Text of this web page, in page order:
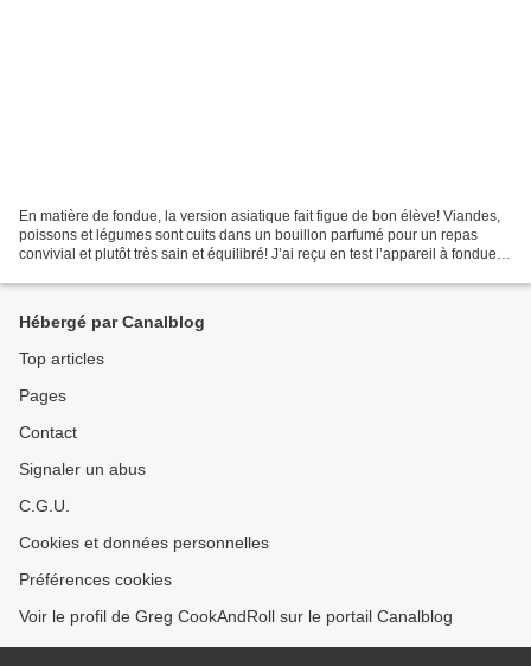
En matière de fondue, la version asiatique fait figue de bon élève! Viandes,
poissons et légumes sont cuits dans un bouillon parfumé pour un repas
convivial et plutôt très sain et équilibré! J’ai reçu en test l’appareil à fondue
Hébergé par Canalblog
Top articles
Pages
Contact
Signaler un abus
C.G.U.
Cookies et données personnelles
Préférences cookies
Voir le profil de Greg CookAndRoll sur le portail Canalblog